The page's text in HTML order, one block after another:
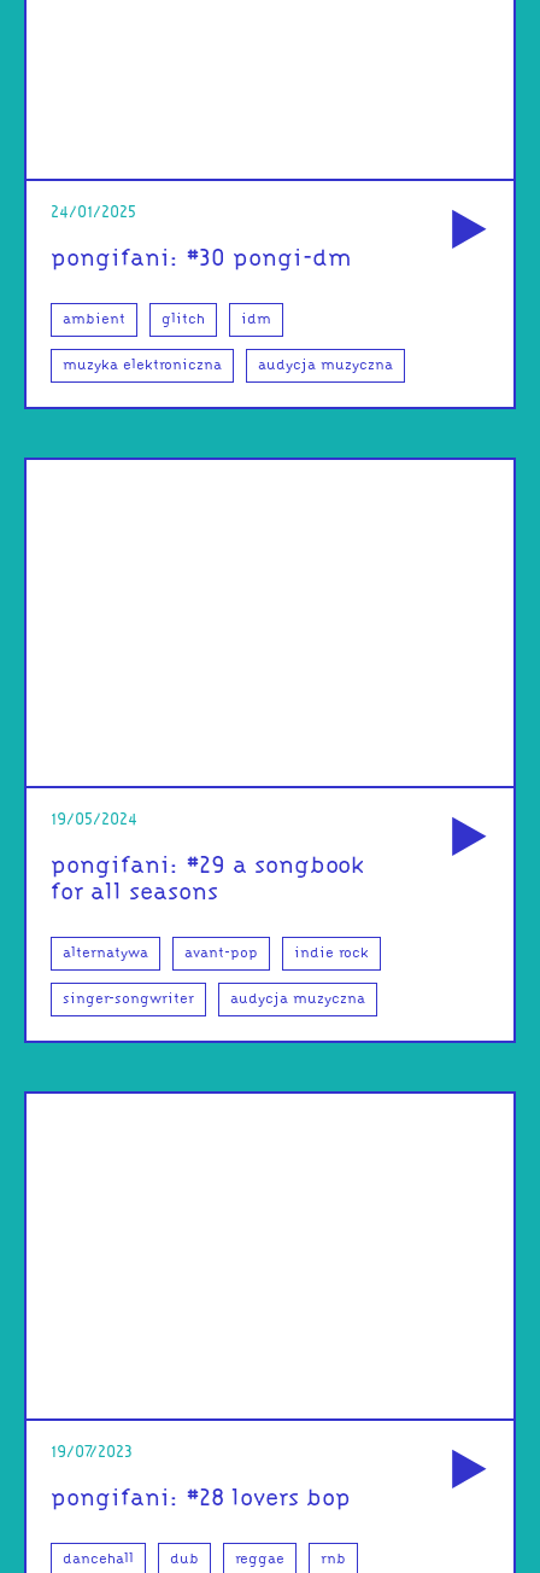
24/01/2025
pongifani: #30 pongi-dm
ambient glitch idm
muzyka elektroniczna audycja muzyczna
19/05/2024
pongifani: #29 a songbook
for all seasons
alternatywa avant-pop indie rock
singer-songwriter audycja muzyczna
19/07/2023
pongifani: #28 lovers bop
dancehall dub reggae rnb